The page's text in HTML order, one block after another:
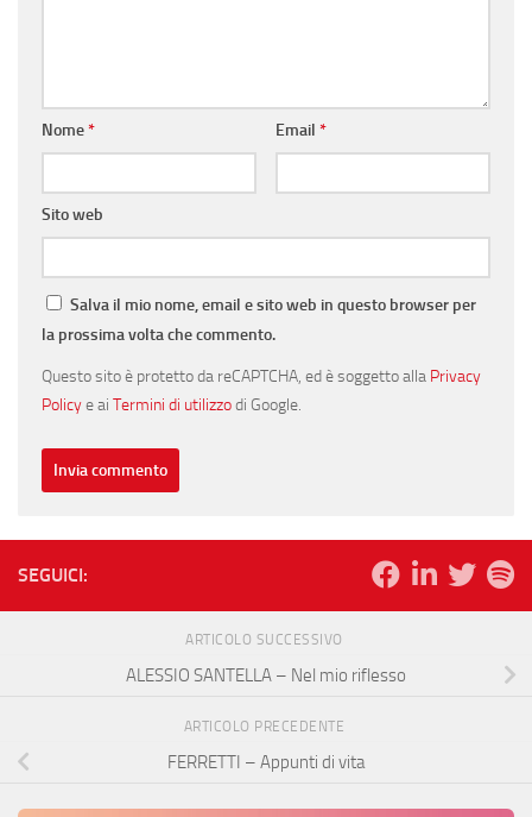
Nome* Email *
Sito web
Salva il mio nome, email e sito web in questo browser per
la prossima volta che commento.
Questo sito è protetto da reCAPTCHA, ed è soggetto alla Privacy
Policye ai Termini di utilizzodi Google.
SEGUICI:
ARTICOLO SUCCESSIVO
ALESSIO SANTELLA – Nel mio riflesso
ARTICOLO PRECEDENTE
FERRETTI – Appunti di vita